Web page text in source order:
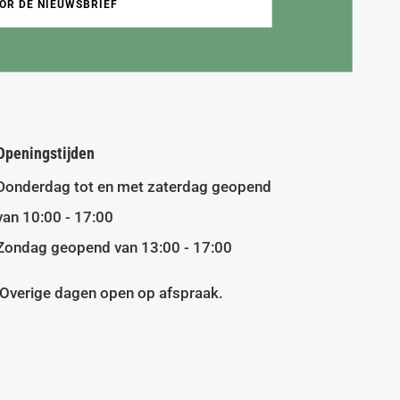
DE NIEUWSBRIEF
tot en met zaterdag geopend
10:00 - 17:00
geopend van 13:00 - 17:00
dagen open op afspraak.